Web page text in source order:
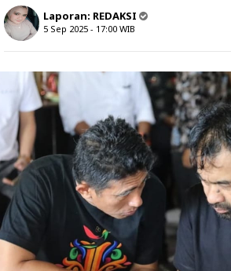
Laporan: REDAKSI
5 Sep 2025 - 17:00 WIB